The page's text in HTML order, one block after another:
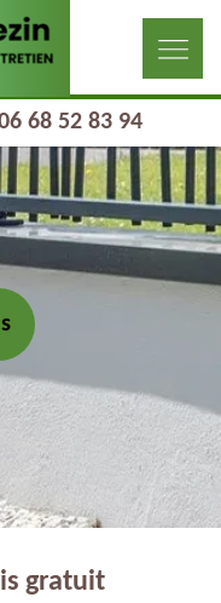
68 52 83 94
gratuit